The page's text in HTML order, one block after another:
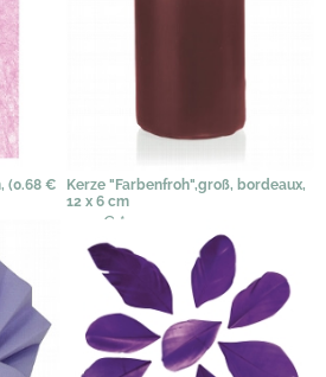
(0.68 €
Kerze "Farbenfroh",groß, bordeaux,
12 x 6 cm
3,79 € *